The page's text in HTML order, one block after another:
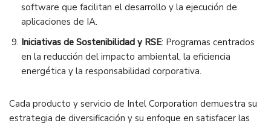
software que facilitan el desarrollo y la ejecución de
aplicaciones de IA.
Iniciativas de Sostenibilidad y RSE: Programas centrados
en la reducción del impacto ambiental, la eficiencia
energética y la responsabilidad corporativa.
Cada producto y servicio de Intel Corporation demuestra su
estrategia de diversificación y su enfoque en satisfacer las